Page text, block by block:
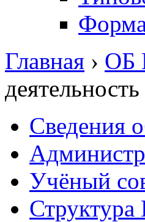
Главная › ОБ
деятельность
Сведения
Учёный
Структура